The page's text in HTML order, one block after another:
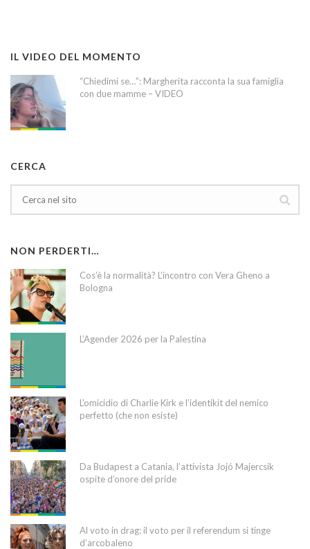
IL VIDEO DEL MOMENTO
“Chiedimi se…”: Margherita racconta la sua famiglia
con due mamme – VIDEO
CERCA
NON PERDERTI…
Cos’è la normalità? L’incontro con Vera Gheno a
Bologna
L’Agender 2026 per la Palestina
L’omicidio di Charlie Kirk e l’identikit del nemico
perfetto (che non esiste)
Da Budapest a Catania, l’attivista Jojó Majercsik
ospite d’onore del pride
Al voto in drag: il voto per il referendum si tinge
d’arcobaleno